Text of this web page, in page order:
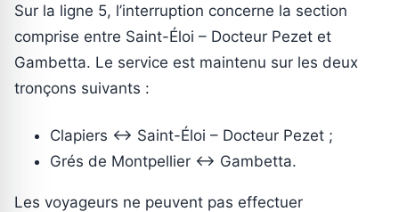
Sur la ligne 5, l’interruption concerne la section
comprise entre Saint-Éloi – Docteur Pezet et
Gambetta. Le service est maintenu sur les deux
tronçons suivants :
Clapiers ↔ Saint-Éloi – Docteur Pezet ;
Grés de Montpellier ↔ Gambetta.
Les voyageurs ne peuvent pas effectuer